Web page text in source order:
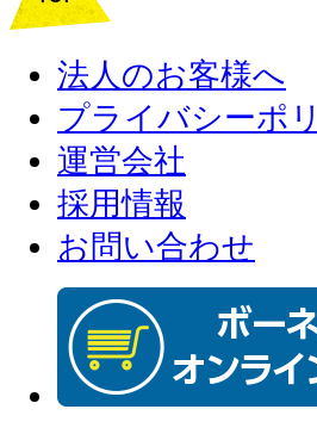
法人のお客様へ
プライバシーポ
運営会社
採用情報
お問い合わせ